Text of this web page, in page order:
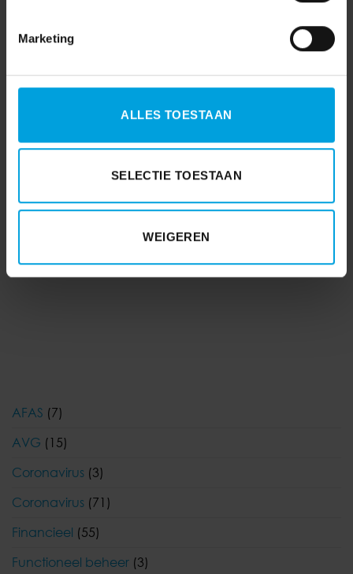
Marketing
ALLES TOESTAAN
SELECTIE TOESTAAN
WEIGEREN
AFAS (7)
AVG (15)
Coronavirus (3)
Coronavirus (71)
Financieel (55)
Functioneel beheer (3)